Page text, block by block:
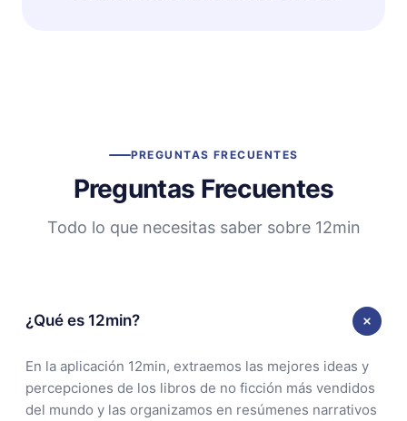
PREGUNTAS FRECUENTES
Preguntas Frecuentes
Todo lo que necesitas saber sobre 12min
¿Qué es 12min?
En la aplicación 12min, extraemos las mejores ideas y
percepciones de los libros de no ficción más vendidos
del mundo y las organizamos en resúmenes narrativos